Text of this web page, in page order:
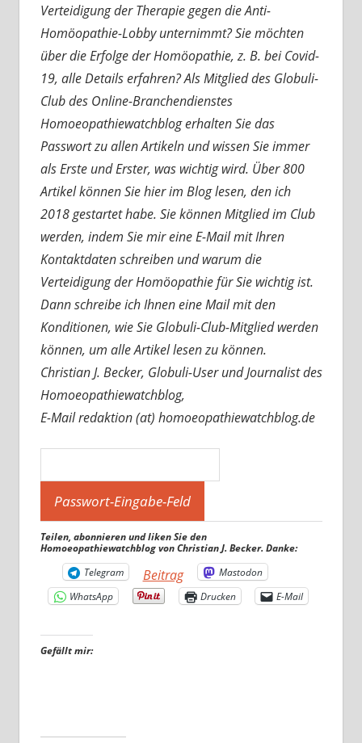
Verteidigung der Therapie gegen die Anti-
Homöopathie-Lobby unternimmt? Sie möchten
über die Erfolge der Homöopathie, z. B. bei Covid-
19, alle Details erfahren? Als Mitglied des Globuli-
Club des Online-Branchendienstes
Homoeopathiewatchblog erhalten Sie das
Passwort zu allen Artikeln und wissen Sie immer
als Erste und Erster, was wichtig wird. Über 800
Artikel können Sie hier im Blog lesen, den ich
2018 gestartet habe. Sie können Mitglied im Club
werden, indem Sie mir eine E-Mail mit Ihren
Kontaktdaten schreiben und warum die
Verteidigung der Homöopathie für Sie wichtig ist.
Dann schreibe ich Ihnen eine Mail mit den
Konditionen, wie Sie Globuli-Club-Mitglied werden
können, um alle Artikel lesen zu können.
Christian J. Becker, Globuli-User und Journalist des
Homoeopathiewatchblog,
E-Mail redaktion (at) homoeopathiewatchblog.de
Teilen, abonnieren und liken Sie den
Homoeopathiewatchblog von Christian J. Becker. Danke:
Telegram
Beitrag
Mastodon
WhatsApp
Drucken E-Mail
Gefällt mir: